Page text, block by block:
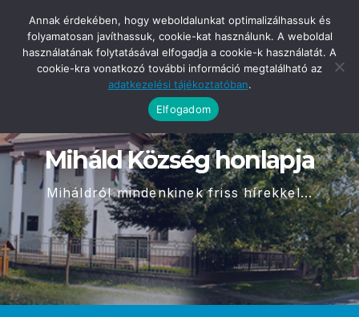
content
2026-08-10 07:33
Miháld Község honlapja
Miháldról mindenkinek friss hírekkel...
Annak érdekében, hogy weboldalunkat optimalizálhassuk és
folyamatosan javíthassuk, cookie-kat használunk. A weboldal
használatának folytatásával elfogadja a cookie-k használatát. A
cookie-kra vonatkozó további információ megtalálható az
adatkezelési tájékoztatóban.
Elfogadom